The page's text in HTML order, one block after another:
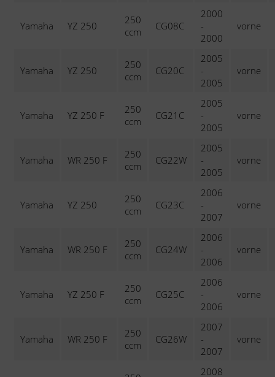
Yamaha YZ 250
250
ccm
CG08C
2000
-
2000
vorne
Yamaha YZ 250
250
ccm
CG20C
2005
-
2005
vorne
Yamaha YZ 250 F
250
ccm
CG21C
2005
-
2005
vorne
Yamaha WR 250 F
250
ccm
CG22W
2005
-
2005
vorne
Yamaha YZ 250
250
ccm
CG23C
2006
-
2007
vorne
Yamaha WR 250 F
250
ccm
CG24W
2006
-
2006
vorne
Yamaha YZ 250 F
250
ccm
CG25C
2006
-
2006
vorne
Yamaha WR 250 F
250
ccm
CG26W
2007
-
2007
vorne
2008